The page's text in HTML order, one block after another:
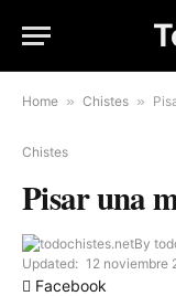
Home » Chistes »
Chistes
Pisar una
By
Updated: 12 noviembre
Facebook